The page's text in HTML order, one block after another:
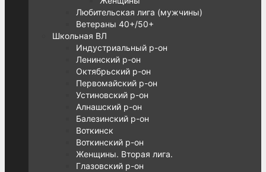
Любительская лига (мужчины)
Ветераны 40+/50+
Школьная ВЛ
Индустриальный р-он
Ленинский р-он
Октябрьский р-он
Первомайский р-он
Устиновский р-он
Алнашский р-он
Балезинский р-он
Воткинск
Воткинский р-он
Женщины. Вторая лига.
Глазовский р-он